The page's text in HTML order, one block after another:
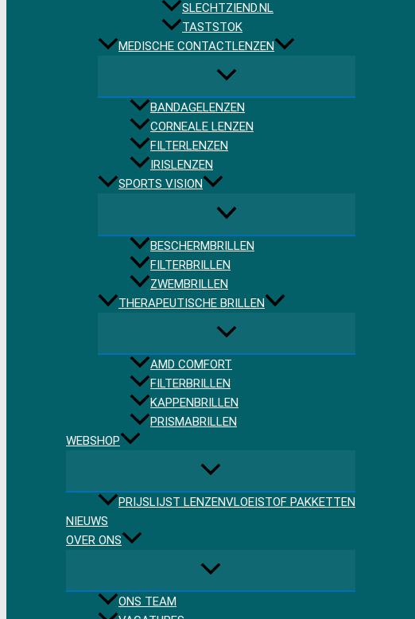
SLECHTZIEND.NL
TASTSTOK
MEDISCHE CONTACTLENZEN
BANDAGELENZEN
CORNEALE LENZEN
FILTERLENZEN
IRISLENZEN
SPORTS VISION
BESCHERMBRILLEN
FILTERBRILLEN
ZWEMBRILLEN
THERAPEUTISCHE BRILLEN
AMD COMFORT
FILTERBRILLEN
KAPPENBRILLEN
PRISMABRILLEN
WEBSHOP
PRIJSLIJST LENZENVLOEISTOF PAKKETTEN
NIEUWS
OVER ONS
ONS TEAM